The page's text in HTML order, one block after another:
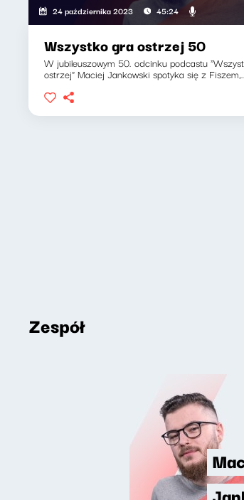
24 października 2023 45:24
Wszystko gra ostrzej 50
W jubileuszowym 50. odcinku podcastu
ostrzej" Maciej Jankowski spotyka się z
Zespół